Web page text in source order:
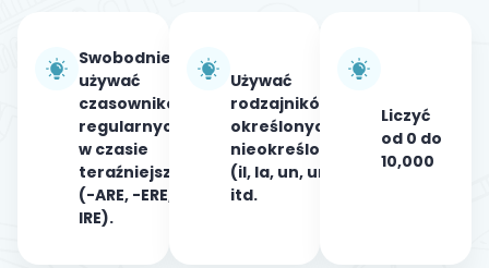
Swobodnie
używać
czasowników
regularnych
w czasie
teraźniejszym
(-ARE, -ERE, -
IRE).
Używać
rodzajników
określonych i
nieokreślonych
(il, la, un, uno
itd.
Liczyć
od 0 do
10,000